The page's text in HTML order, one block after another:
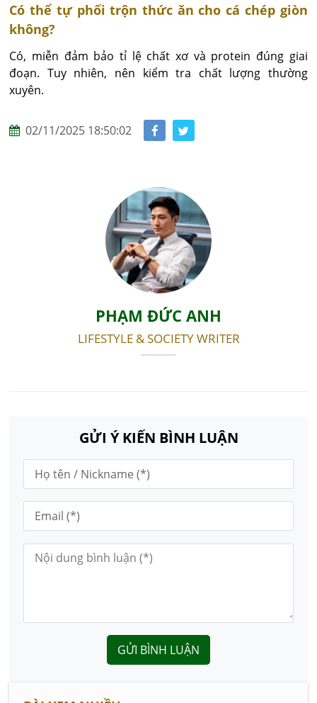
Có thể tự phối trộn thức ăn cho cá chép giòn
không?
Có, miễn đảm bảo tỉ lệ chất xơ và protein đúng giai
đoạn. Tuy nhiên, nên kiểm tra chất lượng thường
xuyên.
02/11/2025 18:50:02
PHẠM ĐỨC ANH
LIFESTYLE & SOCIETY WRITER
GỬI Ý KIẾN BÌNH LUẬN
GỬI BÌNH LUẬN